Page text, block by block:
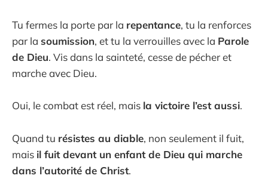
Tu fermes la porte par la repentance, tu la renforces
par la soumission, et tu la verrouilles avec la Parole
de Dieu. Vis dans la sainteté, cesse de pécher et
marche avec Dieu.
Oui, le combat est réel, mais la victoire l’est aussi.
Quand tu résistes au diable, non seulement il fuit,
mais il fuit devant un enfant de Dieu qui marche
dans l’autorité de Christ.